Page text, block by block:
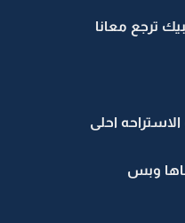
ترجع معانا
احلى
وبس